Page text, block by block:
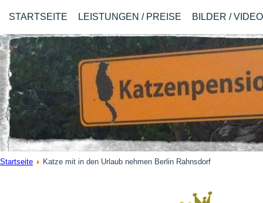
STARTSEITE LEISTUNGEN / PREISE BILDER /
Startseite Katze mit in den Urlaub nehmen Berlin Rahnsdorf